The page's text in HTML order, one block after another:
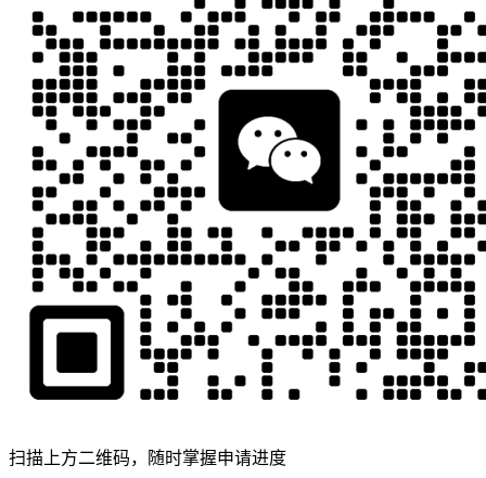
扫描上方二维码，随时掌握申请进度